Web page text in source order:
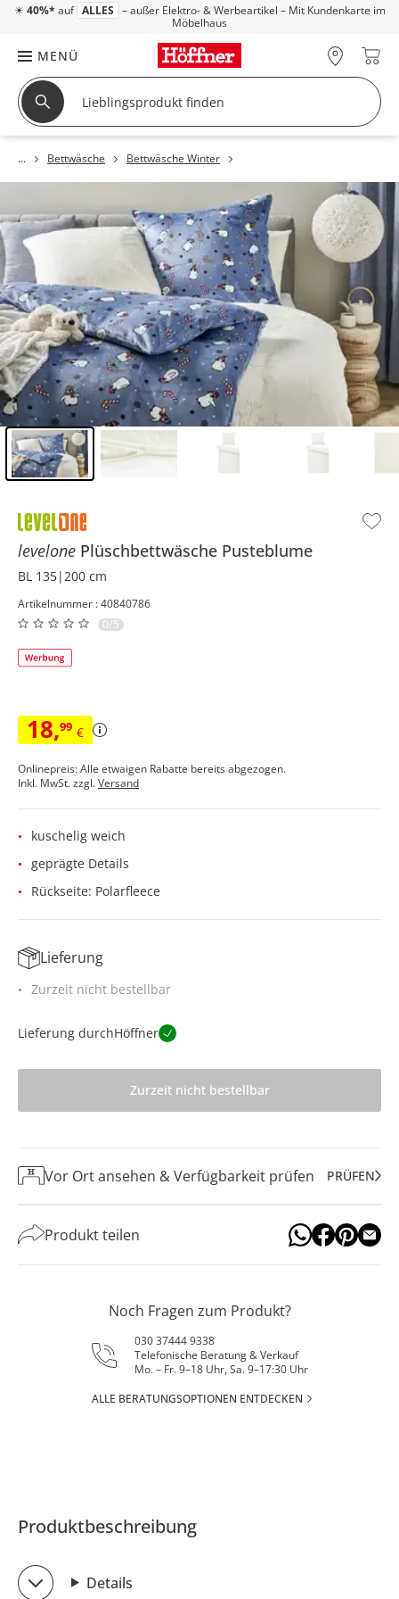
☀ 40%* auf ALLES – außer Elektro- & Werbeartikel – Mit Kundenkarte im
Möbelhaus
MENÜ
Bettwäsche Bettwäsche Winter
levelone Plüschbettwäsche Pusteblume
BL 135|200 cm
Artikelnummer : 40840786
0/5
18,99 €
Onlinepreis: Alle etwaigen Rabatte bereits abgezogen.
Inkl. MwSt. zzgl.Versand
kuschelig weich
geprägte Details
Rückseite: Polarfleece
Lieferung
Zurzeit nicht bestellbar
Lieferung durchHöffner
Zurzeit nicht bestellbar
Vor Ort ansehen & Verfügbarkeit prüfen PRÜFEN
Produkt teilen
Noch Fragen zum Produkt?
030 37444 9338
Telefonische Beratung & Verkauf
Mo. – Fr. 9–18 Uhr, Sa. 9–17:30 Uhr
ALLE BERATUNGSOPTIONEN ENTDECKEN
Produktbeschreibung
Details